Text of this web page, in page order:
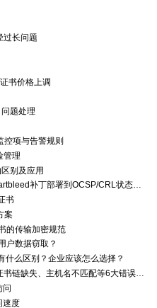
过长问题
书价格上调
题处理
项与告警规则
管理
别及应用
漏洞修复后SSL证书有效性验证：从Heartbleed补丁部署到OCSP/CRL状态检查的全链路确认方法
书
案
的传输加密规范
户数据窃取？
什么区别？企业应该怎么选择？
跨服务器迁移SSL证书常见问题排查：证书链缺失、主机名不匹配等6大错误解决方案
问
速度